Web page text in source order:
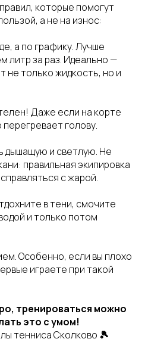
которые помогут
а не на износ:
а по графику. Лучше
литр за раз. Идеально —
не только жидкость, но и
Даже если на корте
голову.
дышащую и светлую. Не
правильная экипировка
с жарой.
в тени, смочите
и только потом
Особенно, если вы плохо
играете при такой
тренироваться можно
это с умом!
тенниса Сколково 🎾